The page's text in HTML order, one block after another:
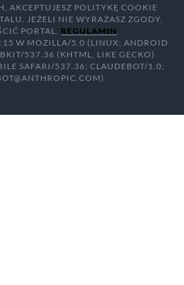
AKCEPTUJESZ POLITYKĘ COOKIE
JEŻELI NIE WYRAŻASZ ZGODY,
PORTAL. REGULAMIN
W MOZILLA/5.0 (LINUX; ANDROID
537.36 (KHTML, LIKE GECKO)
SAFARI/537.36; CLAUDEBOT/1.0;